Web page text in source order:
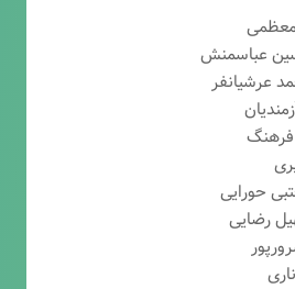
عباسمنش
عرشیانفر
فرهنگ
حورایی
رضایی